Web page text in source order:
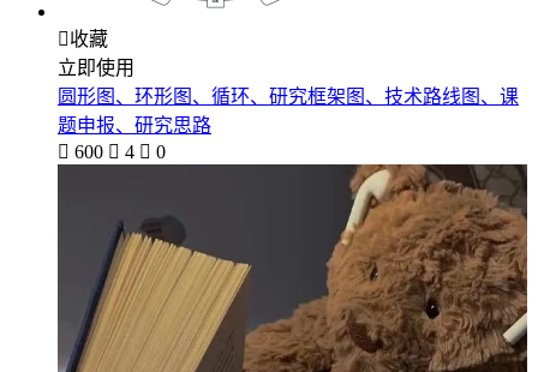
收藏
立即使用
圆形图、环形图、循环、研究框架图、技术路线图、课
题申报、研究思路
 600  4  0